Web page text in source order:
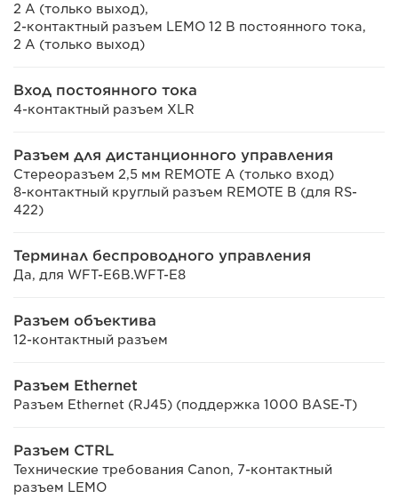
2 А (только выход),
2-контактный разъем LEMO 12 В постоянного тока,
2 А (только выход)
Вход постоянного тока
4-контактный разъем XLR
Разъем для дистанционного управления
Стереоразъем 2,5 мм REMOTE A (только вход)
8-контактный круглый разъем REMOTE B (для RS-
422)
Терминал беспроводного управления
Да, для WFT-E6B.WFT-E8
Разъем объектива
12-контактный разъем
Разъем Ethernet
Разъем Ethernet (RJ45) (поддержка 1000 BASE-T)
Разъем CTRL
Технические требования Canon, 7-контактный
разъем LEMO